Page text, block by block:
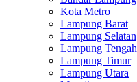
Kota Metro
Lampung Barat
Lampung Selatan
Lampung Tengah
Lampung Timur
Lampung Utara